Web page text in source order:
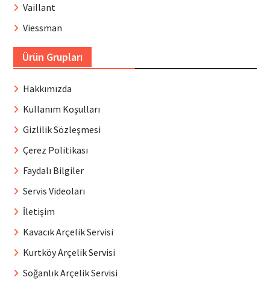
Vaillant
Viessman
Ürün Grupları
Hakkımızda
Kullanım Koşulları
Gizlilik Sözleşmesi
Çerez Politikası
Faydalı Bilgiler
Servis Videoları
İletişim
Kavacık Arçelik Servisi
Kurtköy Arçelik Servisi
Soğanlık Arçelik Servisi